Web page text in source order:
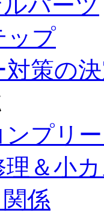
ップ
策の
プリ
理＆小
係